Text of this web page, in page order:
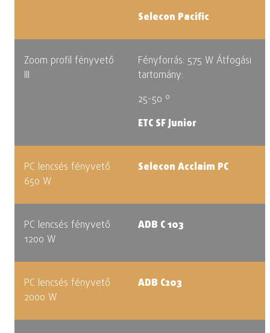
Selecon Pacific
Zoom profil fényvető
III
Fényforrás: 575 W Átfogási
tartomány:
25-50 º
ETC SF Junior
PC lencsés fényvető
650 W
Selecon Acclaim PC
PC lencsés fényvető
1200 W
ADB C 103
PC lencsés fényvető
2000 W
ADB C203